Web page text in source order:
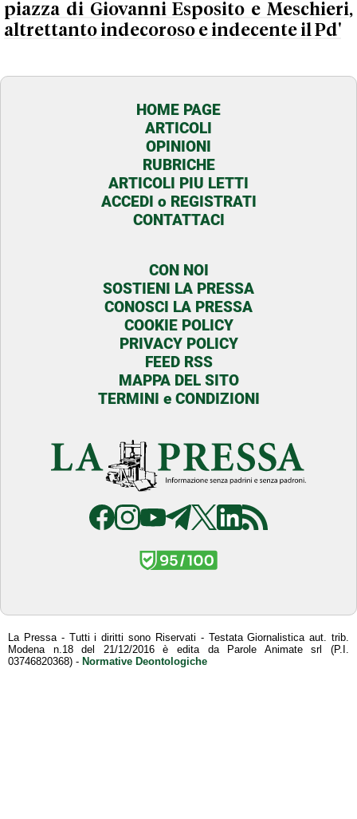
piazza di Giovanni Esposito e Meschieri,
altrettanto indecoroso e indecente il Pd'
HOME PAGE
ARTICOLI
OPINIONI
RUBRICHE
ARTICOLI PIU LETTI
ACCEDI o REGISTRATI
CONTATTACI
CON NOI
SOSTIENI LA PRESSA
CONOSCI LA PRESSA
COOKIE POLICY
PRIVACY POLICY
FEED RSS
MAPPA DEL SITO
TERMINI e CONDIZIONI
La Pressa - Tutti i diritti sono Riservati - Testata Giornalistica aut. trib.
Modena n.18 del 21/12/2016 è edita da Parole Animate srl (P.I.
03746820368) - Normative Deontologiche